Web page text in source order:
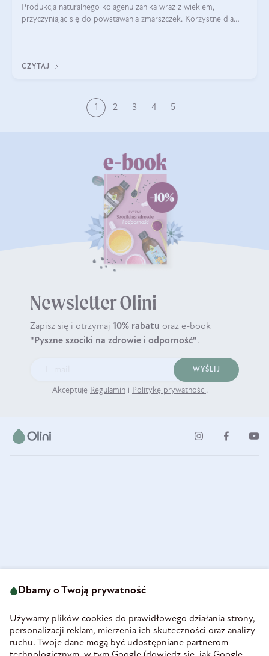
Produkcja naturalnego kolagenu zanika wraz z wiekiem,
przyczyniając się do powstawania zmarszczek. Korzystne dla
CZYTAJ
1 2 3 4 5
Newsletter Olini
Zapisz się i otrzymaj 10% rabatu oraz e-book
"Pyszne szociki na zdrowie i odporność".
WYŚLIJ
Akceptuję Regulamin i Politykę prywatności.
58-160 Świebodzice
REGON 890213034
INFORMACJE
Dbamy o Twoją prywatność
Używamy plików cookies do prawidłowego działania strony,
personalizacji reklam, mierzenia ich skuteczności oraz analizy
ruchu. Twoje dane mogą być udostępniane partnerom